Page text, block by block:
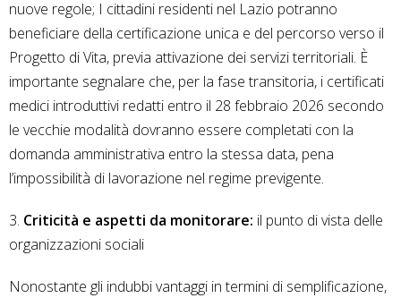
nuove regole; I cittadini residenti nel Lazio potranno
beneficiare della certificazione unica e del percorso verso il
Progetto di Vita, previa attivazione dei servizi territoriali. È
importante segnalare che, per la fase transitoria, i certificati
medici introduttivi redatti entro il 28 febbraio 2026 secondo
le vecchie modalità dovranno essere completati con la
domanda amministrativa entro la stessa data, pena
l’impossibilità di lavorazione nel regime previgente.
3. Criticità e aspetti da monitorare: il punto di vista delle
organizzazioni sociali
Nonostante gli indubbi vantaggi in termini di semplificazione,